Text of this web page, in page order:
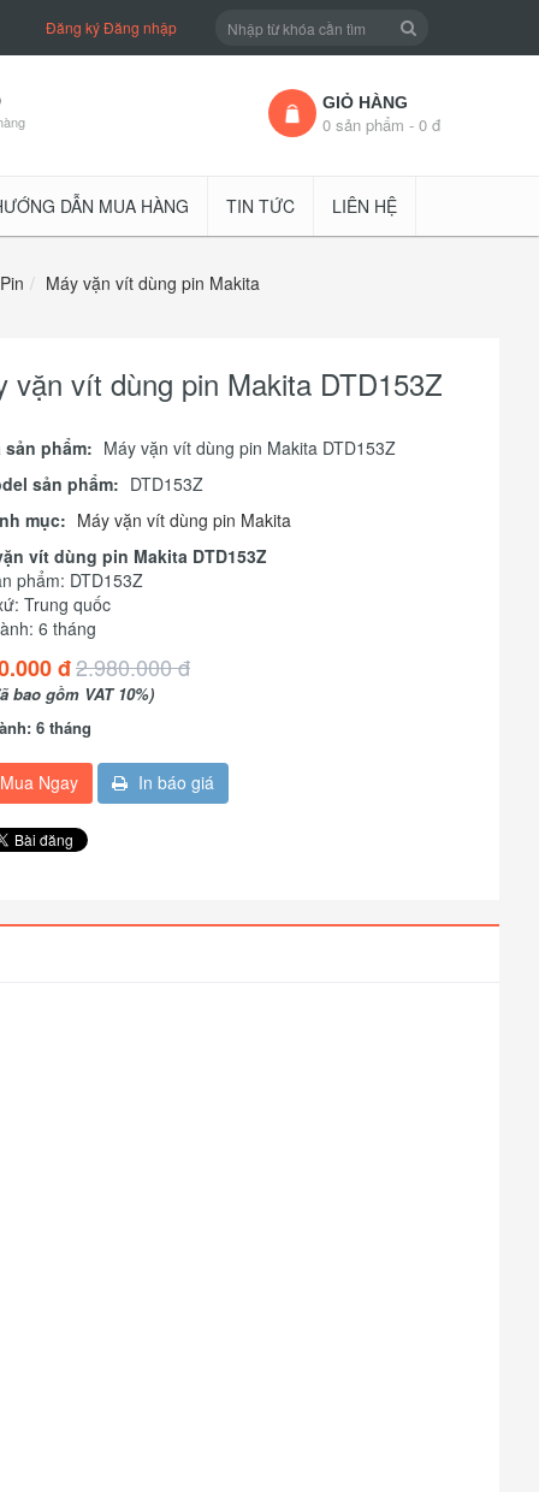
Đăng kýĐăng nhập
GIỎ HÀNG
0 sản phẩm - 0 đ
DẪN MUA HÀNG TIN TỨC LIÊN HỆ
Máy vặn vít dùng pin Makita
vặn vít dùng pin Makita DTD153Z
sản phẩm: Máy vặn vít dùng pin Makita DTD153Z
sản phẩm: DTD153Z
mục: Máy vặn vít dùng pin Makita
vít dùng pin Makita DTD153Z
phẩm: DTD153Z
Trung quốc
6 tháng
đ2.980.000 đ
bao gồm VAT 10%)
6 tháng
Mua Ngay In báo giá